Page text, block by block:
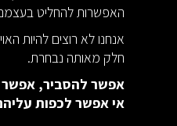
האפשרות להחליט בעצמם
אנחנו לא רוצים להיות
חלק מאותה נבחרת.
אפשר להסביר, אפשר
אי אפשר לכפות